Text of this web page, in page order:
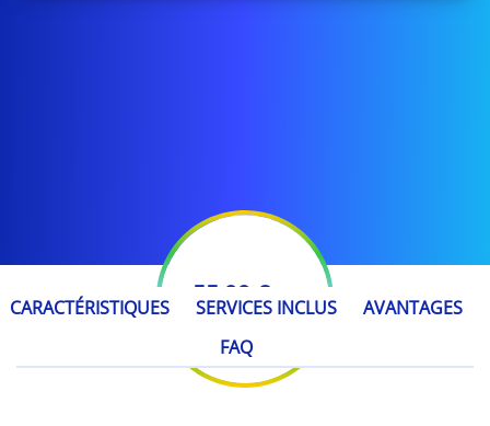
55,99 € / an
CARACTÉRISTIQUES SERVICES INCLUS
AVANTAGES
FAQ